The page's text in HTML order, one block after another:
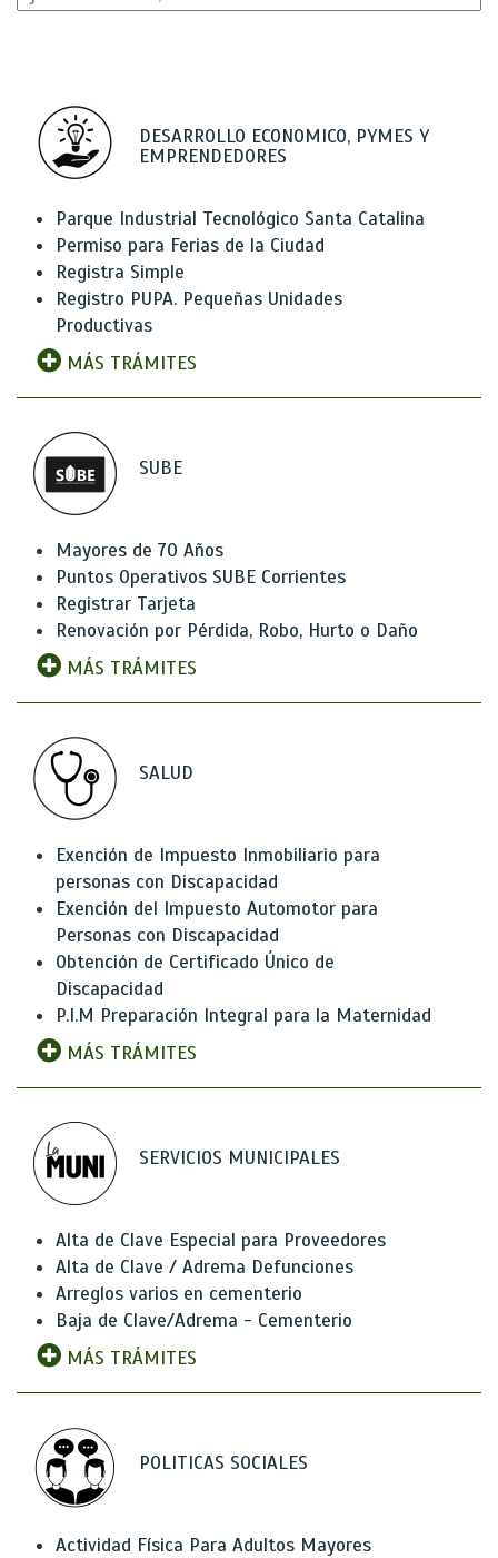
DESARROLLO ECONOMICO, PYMES Y
EMPRENDEDORES
Parque Industrial Tecnológico Santa Catalina
Permiso para Ferias de la Ciudad
Registra Simple
Registro PUPA. Pequeñas Unidades
Productivas
MÁS TRÁMITES
SUBE
Mayores de 70 Años
Puntos Operativos SUBE Corrientes
Registrar Tarjeta
Renovación por Pérdida, Robo, Hurto o Daño
MÁS TRÁMITES
SALUD
Exención de Impuesto Inmobiliario para
personas con Discapacidad
Exención del Impuesto Automotor para
Personas con Discapacidad
Obtención de Certificado Único de
Discapacidad
P.I.M Preparación Integral para la Maternidad
MÁS TRÁMITES
SERVICIOS MUNICIPALES
Alta de Clave Especial para Proveedores
Alta de Clave / Adrema Defunciones
Arreglos varios en cementerio
Baja de Clave/Adrema - Cementerio
MÁS TRÁMITES
POLITICAS SOCIALES
Actividad Física Para Adultos Mayores